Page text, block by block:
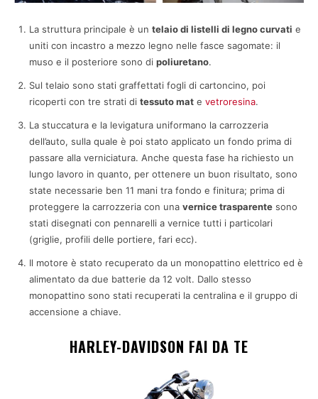
La struttura principale è un telaio di listelli di legno curvati e
uniti con incastro a mezzo legno nelle fasce sagomate: il
muso e il posteriore sono di poliuretano.
Sul telaio sono stati graffettati fogli di cartoncino, poi
ricoperti con tre strati di tessuto mat e vetroresina.
La stuccatura e la levigatura uniformano la carrozzeria
dell’auto, sulla quale è poi stato applicato un fondo prima di
passare alla verniciatura. Anche questa fase ha richiesto un
lungo lavoro in quanto, per ottenere un buon risultato, sono
state necessarie ben 11 mani tra fondo e finitura; prima di
proteggere la carrozzeria con una vernice trasparente sono
stati disegnati con pennarelli a vernice tutti i particolari
(griglie, profili delle portiere, fari ecc).
Il motore è stato recuperato da un monopattino elettrico ed è
alimentato da due batterie da 12 volt. Dallo stesso
monopattino sono stati recuperati la centralina e il gruppo di
accensione a chiave.
HARLEY-DAVIDSON FAI DA TE